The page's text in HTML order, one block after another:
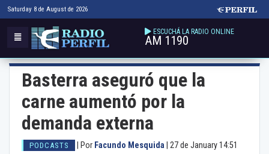
Saturday 8 de August de 2026
ESCUCHÁ LA RADIO ONLINE
AM 1190
Basterra aseguró que la
carne aumentó por la
demanda externa
PODCASTS Por Facundo Mesquida 27 de January 14:51